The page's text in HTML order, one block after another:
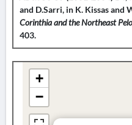
and D.Sarri, in K. Kissas and
Corinthia and the Northeast
403.
+
−